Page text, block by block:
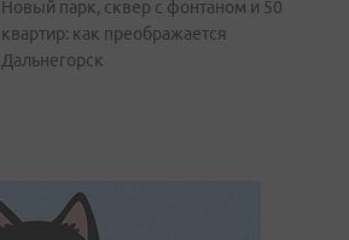
Новый парк, сквер с фонтаном и 50
квартир: как преображается
Дальнегорск